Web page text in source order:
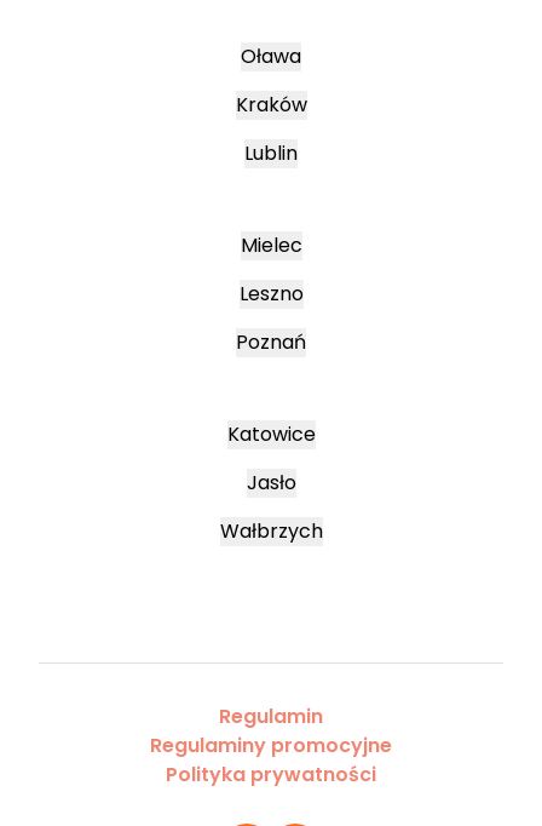
Oława
Kraków
Lublin
Mielec
Leszno
Poznań
Katowice
Jasło
Wałbrzych
Regulamin
Regulaminy promocyjne
Polityka prywatności